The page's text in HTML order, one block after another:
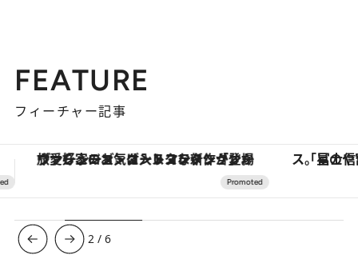
FEATURE
フィーチャー記事
「星のや富士」でデジタルデトックス。冨士信仰の歴史を辿り、心身を調える。
3 /6